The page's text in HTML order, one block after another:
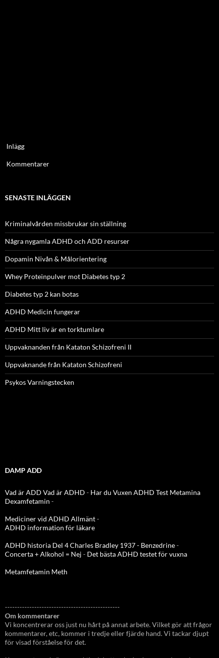
Inlägg
Kommentarer
SENASTE INLÄGGEN
Kriminalvården missbrukar sin ställning
Några nygamla ADHD och ADD resurser
Dopamin Nivån & Målorientering
Whey Proteinpulver mot Diabetes typ 2
Diabetes typ 2 kan botas
ADHD Medicin fungerar
ADHD Mitt liv är en torktumlare
Uppvaknanden från Kataton Schizofreni II
Uppvaknande från Kataton Schizofreni
Psykos Varningstecken
DAMP ADD
Vad är ADD Vad är ADHD - Har du Vuxen ADHD Test Metamina
Dexamfetamin -
Mediciner vid ADHD Allmänt-
ADHD information för läkare
ADHD historia Del 4 Charles Bradley 1937 - Benzedrine-
Concerta + Alkohol = Nej - Det bästa ADHD testet för vuxna
Metamfetamin Meth
-----------------------------------------------
Om kommentarer
Vi koncentrerar oss just nu hårt på annat arbete. Vilket gör att frågor
kommentarer, etc, kommer i tredje eller fjärde hand. Vi tackar djupt
för visad förståelse för det.